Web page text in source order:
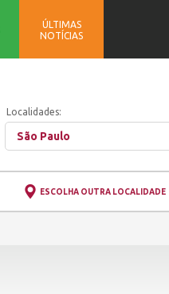
ÚLTIMAS
NOTÍCIAS
Localidades:
São Paulo
ESCOLHA OUTRA LOCALIDADE